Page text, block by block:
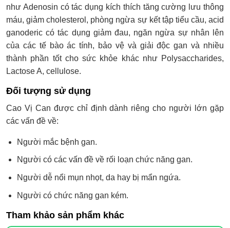
như Adenosin có tác dụng kích thích tăng cường lưu thông
máu, giảm cholesterol, phòng ngừa sự kết tập tiểu cầu, acid
ganoderic có tác dụng giảm đau, ngăn ngừa sự nhân lên
của các tế bào ác tính, bảo vệ và giải độc gan và nhiều
thành phần tốt cho sức khỏe khác như Polysaccharides,
Lactose A, cellulose.
Đối tượng sử dụng
Cao Vị Can được chỉ định dành riêng cho người lớn gặp
các vấn đề về:
Người mắc bệnh gan.
Người có các vấn đề về rối loạn chức năng gan.
Người dễ nổi mụn nhọt, da hay bị mẩn ngứa.
Người có chức năng gan kém.
Tham khảo sản phẩm khác